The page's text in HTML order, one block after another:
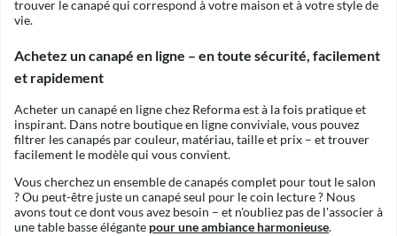
trouver le canapé qui correspond à votre maison et à votre style de
vie.
Achetez un canapé en ligne – en toute sécurité, facilement
et rapidement
Acheter un canapé en ligne chez Reforma est à la fois pratique et
inspirant. Dans notre boutique en ligne conviviale, vous pouvez
filtrer les canapés par couleur, matériau, taille et prix – et trouver
facilement le modèle qui vous convient.
Vous cherchez un ensemble de canapés complet pour tout le salon
? Ou peut-être juste un canapé seul pour le coin lecture ? Nous
avons tout ce dont vous avez besoin – et n'oubliez pas de l'associer à
une table basse élégante pour une ambiance harmonieuse.